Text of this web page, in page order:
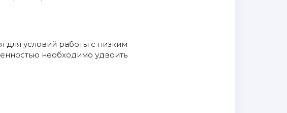
для условий работы с низким
необходимо удвоить